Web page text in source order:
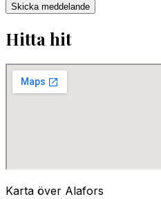
Skicka meddelande
Hitta hit
Karta över Alafors